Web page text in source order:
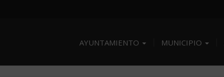
AYUNTAMIENTO MUNICIPIO